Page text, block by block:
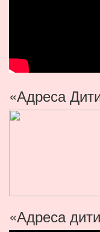
«Адреса
«Адреса